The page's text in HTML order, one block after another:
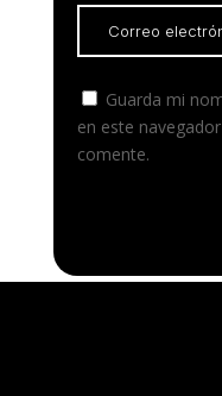
Guarda mi
en este
comente.